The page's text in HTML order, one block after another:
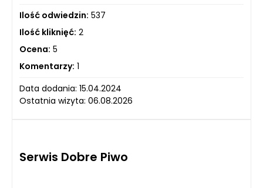
Ilość odwiedzin: 537
Ilość kliknięć: 2
Ocena: 5
Komentarzy: 1
Data dodania: 15.04.2024
Ostatnia wizyta: 06.08.2026
Serwis Dobre Piwo